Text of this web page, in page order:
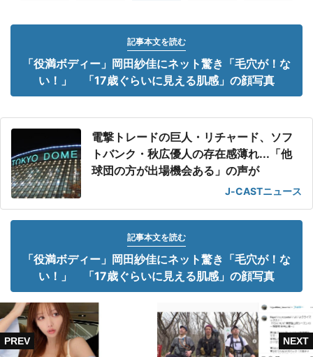
記事本文を読む
「役満ボディー」岡田紗佳にネット驚き「毛穴が！な
い！」 「17歳ぐらいに見える肌感」の顔写真
電撃トレードの巨人・リチャード、ソフ
トバンク・秋広優人の存在感薄れ...「他
球団の方が出場機会ある」の声が
J-CASTニュース
記事本文を読む
「役満ボディー」岡田紗佳にネット驚き「毛穴が！な
い！」 「17歳ぐらいに見える肌感」の顔写真